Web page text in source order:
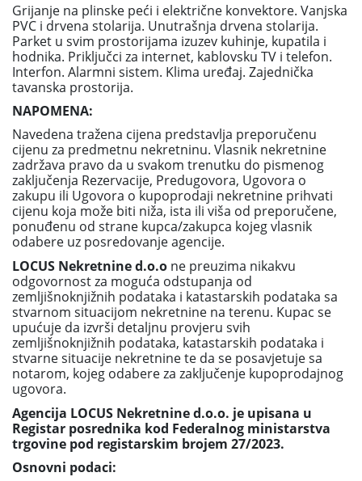
Grijanje na plinske peći i električne konvektore. Vanjska
PVC i drvena stolarija. Unutrašnja drvena stolarija.
Parket u svim prostorijama izuzev kuhinje, kupatila i
hodnika. Priključci za internet, kablovsku TV i telefon.
Interfon. Alarmni sistem. Klima uređaj. Zajednička
tavanska prostorija.
NAPOMENA:
Navedena tražena cijena predstavlja preporučenu
cijenu za predmetnu nekretninu. Vlasnik nekretnine
zadržava pravo da u svakom trenutku do pismenog
zaključenja Rezervacije, Predugovora, Ugovora o
zakupu ili Ugovora o kupoprodaji nekretnine prihvati
cijenu koja može biti niža, ista ili viša od preporučene,
ponuđenu od strane kupca/zakupca kojeg vlasnik
odabere uz posredovanje agencije.
LOCUS Nekretnine d.o.o ne preuzima nikakvu
odgovornost za moguća odstupanja od
zemljišnoknjižnih podataka i katastarskih podataka sa
stvarnom situacijom nekretnine na terenu. Kupac se
upućuje da izvrši detaljnu provjeru svih
zemljišnoknjižnih podataka, katastarskih podataka i
stvarne situacije nekretnine te da se posavjetuje sa
notarom, kojeg odabere za zaključenje kupoprodajnog
ugovora.
Agencija LOCUS Nekretnine d.o.o. je upisana u
Registar posrednika kod Federalnog ministarstva
trgovine pod registarskim brojem 27/2023.
Osnovni podaci: